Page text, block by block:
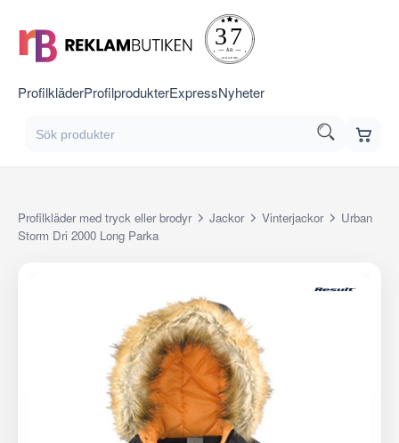
ProfilkläderProfilprodukterExpressNyheter
Profilkläder med tryck eller brodyr Jackor Vinterjackor
Urban
Storm Dri 2000 Long Parka